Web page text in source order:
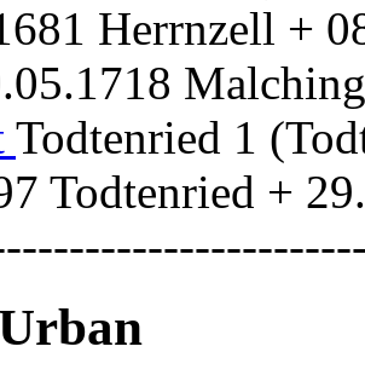
Herrnzell +
Todtenried 1
Todtenried +